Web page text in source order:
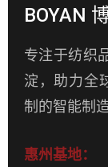
BOYAN
专注于纺织
淀，助力全
制的智能制
惠州基地：